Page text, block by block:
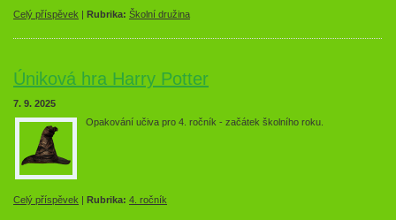
Celý příspěvek | Rubrika: Školní družina
Úniková hra Harry Potter
7. 9. 2025
Opakování učiva pro 4. ročník - začátek školního roku.
Celý příspěvek | Rubrika: 4. ročník